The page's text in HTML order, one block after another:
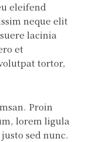
eleifend
neque elit
lacinia
et
tortor,
Proin
lorem ligula
sed nunc.